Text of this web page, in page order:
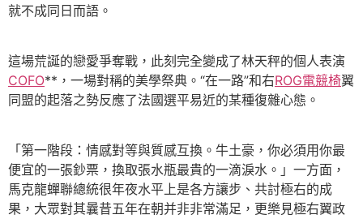
就不成同日而語。
這場荒誕的戀愛爭奪戰，此刻完全變成了林天秤的個人表演
COFO**，一場對稱的美學祭典。“在一路”和右ROG電競椅翼
同盟的起落之勢反應了法國選平易近的某種復雜心態。
「第一階段：情感對等與質感互換。牛土豪，你必須用你最
便宜的一張鈔票，換取張水瓶最貴的一滴淚水。」一方面，
馬克龍蟬聯總統很年夜水平上是各方讓步、共討極右的成
果，大眾對其曩昔五年在朝并非非常滿足，更樂見極右翼政